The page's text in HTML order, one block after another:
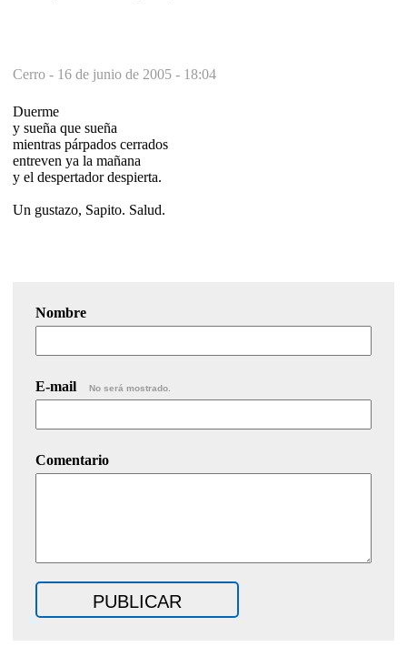
Cerro - 16 de junio de 2005 - 18:04
Duerme
y sueña que sueña
mientras párpados cerrados
entreven ya la mañana
y el despertador despierta.
Un gustazo, Sapito. Salud.
Nombre
E-mail No será mostrado.
Comentario